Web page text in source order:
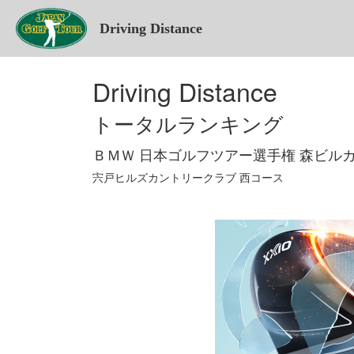
Driving Distance
Driving Distance
トータルランキング
ＢＭＷ 日本ゴルフツアー選手権 森ビル
宍戸ヒルズカントリークラブ 西コース